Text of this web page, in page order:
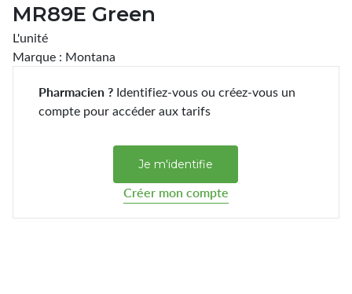
MR89E Green
L'unité
Marque : Montana
Pharmacien ? Identifiez-vous ou créez-vous un
compte pour accéder aux tarifs
Je m'identifie
Créer mon compte